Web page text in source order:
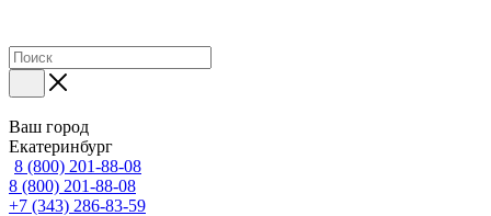
Ваш город
Екатеринбург
8 (800) 201-88-08
8 (800) 201-88-08
+7 (343) 286-83-59